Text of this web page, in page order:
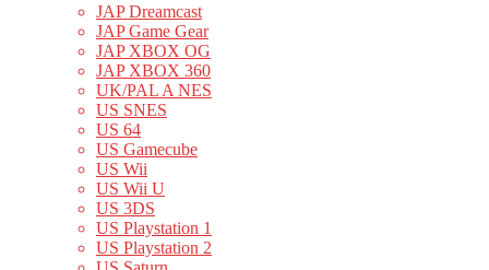
JAP Dreamcast
JAP Game Gear
JAP XBOX OG
JAP XBOX 360
UK/PAL A NES
US SNES
US 64
US Gamecube
US Wii
US Wii U
US 3DS
US Playstation 1
US Playstation 2